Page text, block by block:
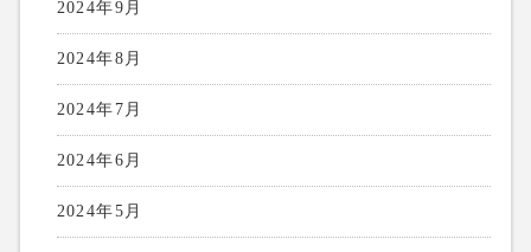
2024年9月
2024年8月
2024年7月
2024年6月
2024年5月